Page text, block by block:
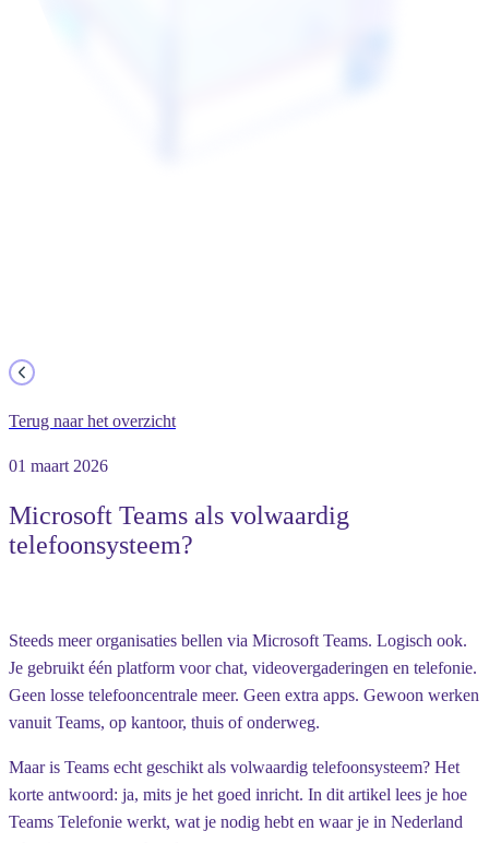
Terug naar het overzicht
01 maart 2026
Microsoft Teams als volwaardig
telefoonsysteem?
Steeds meer organisaties bellen via Microsoft Teams. Logisch ook.
Je gebruikt één platform voor chat, videovergaderingen en telefonie.
Geen losse telefooncentrale meer. Geen extra apps. Gewoon werken
vanuit Teams, op kantoor, thuis of onderweg.
Maar is Teams echt geschikt als volwaardig telefoonsysteem? Het
korte antwoord: ja, mits je het goed inricht. In dit artikel lees je hoe
Teams Telefonie werkt, wat je nodig hebt en waar je in Nederland